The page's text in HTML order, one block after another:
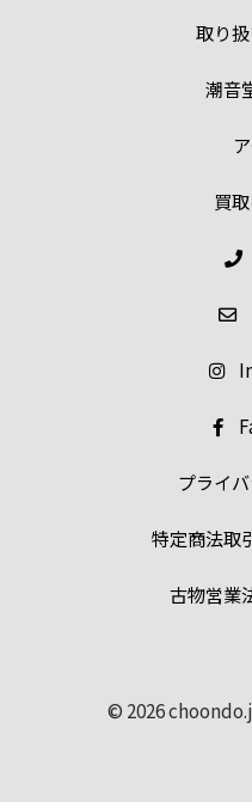
取り
潮音
買
プライ
特定商法取
古物営業
© 2026